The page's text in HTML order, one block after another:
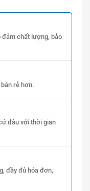
đảm chất lượng, bảo
rẻ hơn.
đâu với thời gian
đầy đủ hóa đơn,